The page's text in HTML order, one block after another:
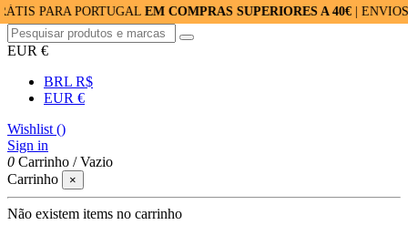
PORTUGALEM COMPRAS SUPERIORES A 40€| ENVIOS
EUR €
BRL R$
EUR €
Wishlist ()
Sign in
0 Carrinho /Vazio
Carrinho
×
Não existem items no carrinho